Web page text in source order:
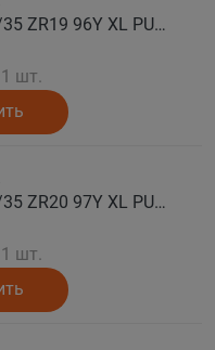
COMFORSER Автошина 255/35 ZR19 96Y XL PURESPEED лето
шт.
COMFORSER Автошина 255/35 ZR20 97Y XL PURESPEED лето
шт.